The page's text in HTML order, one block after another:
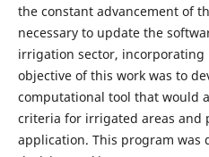
the constant advancement of
necessary to update the
irrigation sector, incorporating
objective of this work was to
computational tool that would
criteria for irrigated areas and
application. This program was